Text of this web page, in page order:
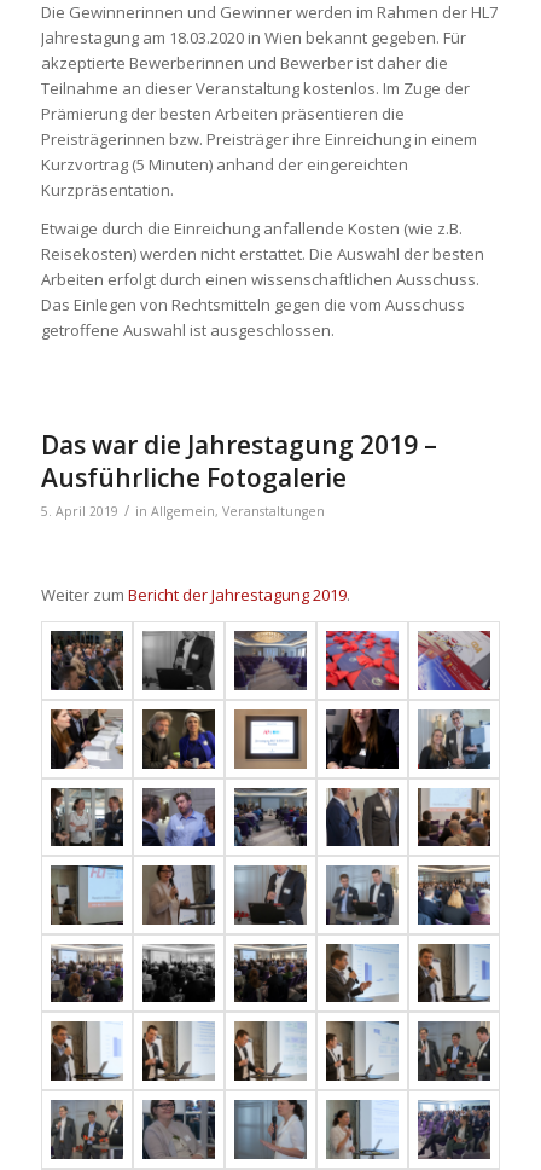
Die Gewinnerinnen und Gewinner werden im Rahmen der HL7
Jahrestagung am 18.03.2020 in Wien bekannt gegeben. Für
akzeptierte Bewerberinnen und Bewerber ist daher die
Teilnahme an dieser Veranstaltung kostenlos. Im Zuge der
Prämierung der besten Arbeiten präsentieren die
Preisträgerinnen bzw. Preisträger ihre Einreichung in einem
Kurzvortrag (5 Minuten) anhand der eingereichten
Kurzpräsentation.
Etwaige durch die Einreichung anfallende Kosten (wie z.B.
Reisekosten) werden nicht erstattet. Die Auswahl der besten
Arbeiten erfolgt durch einen wissenschaftlichen Ausschuss.
Das Einlegen von Rechtsmitteln gegen die vom Ausschuss
getroffene Auswahl ist ausgeschlossen.
Das war die Jahrestagung 2019 –
Ausführliche Fotogalerie
5. April 2019 / in Allgemein, Veranstaltungen
Weiter zum Bericht der Jahrestagung 2019.